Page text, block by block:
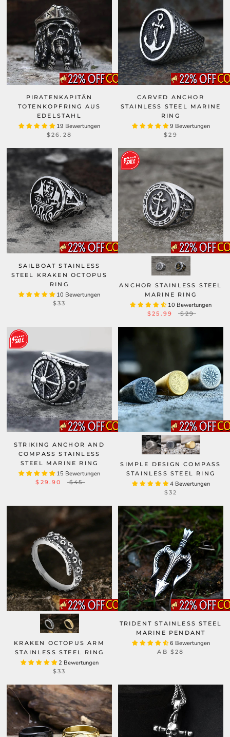
PIRATENKAPITÄN
TOTENKOPFRING AUS
EDELSTAHL
19 Bewertungen
$26.28
CARVED ANCHOR
STAINLESS STEEL MARINE
RING
9 Bewertungen
$29
SAILBOAT STAINLESS
STEEL KRAKEN OCTOPUS
RING
10 Bewertungen
$33
ANCHOR STAINLESS STEEL
MARINE RING
10 Bewertungen
$25.99 $29
STRIKING ANCHOR AND
COMPASS STAINLESS
STEEL MARINE RING
15 Bewertungen
$29.90 $45
SIMPLE DESIGN COMPASS
STAINLESS STEEL RING
4 Bewertungen
$32
KRAKEN OCTOPUS ARM
STAINLESS STEEL RING
2 Bewertungen
$33
TRIDENT STAINLESS STEEL
MARINE PENDANT
6 Bewertungen
AB $28